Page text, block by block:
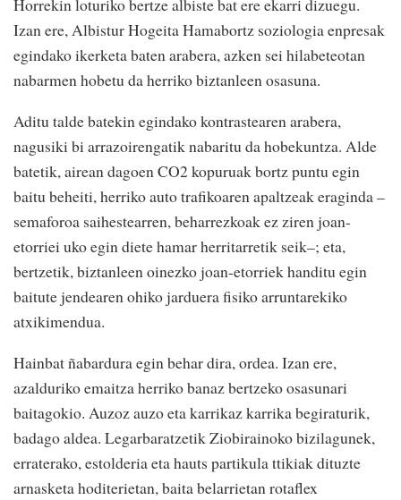
Horrekin loturiko bertze albiste bat ere ekarri dizuegu.
Izan ere, Albistur Hogeita Hamabortz soziologia enpresak
egindako ikerketa baten arabera, azken sei hilabeteotan
nabarmen hobetu da herriko biztanleen osasuna.
Aditu talde batekin egindako kontrastearen arabera,
nagusiki bi arrazoirengatik nabaritu da hobekuntza. Alde
batetik, airean dagoen CO2 kopuruak bortz puntu egin
baitu beheiti, herriko auto trafikoaren apaltzeak eraginda –
semaforoa saihestearren, beharrezkoak ez ziren joan-
etorriei uko egin diete hamar herritarretik seik–; eta,
bertzetik, biztanleen oinezko joan-etorriek handitu egin
baitute jendearen ohiko jarduera fisiko arruntarekiko
atxikimendua.
Hainbat ñabardura egin behar dira, ordea. Izan ere,
azalduriko emaitza herriko banaz bertzeko osasunari
baitagokio. Auzoz auzo eta karrikaz karrika begiraturik,
badago aldea. Legarbaratzetik Ziobirainoko bizilagunek,
erraterako, estolderia eta hauts partikula ttikiak dituzte
arnasketa hoditerietan, baita belarrietan rotaflex